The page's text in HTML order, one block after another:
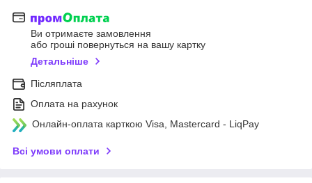
Ви отримаєте замовлення
або гроші повернуться на вашу картку
Детальніше
Післяплата
Оплата на рахунок
Онлайн-оплата карткою Visa, Mastercard - LiqPay
Всі умови оплати